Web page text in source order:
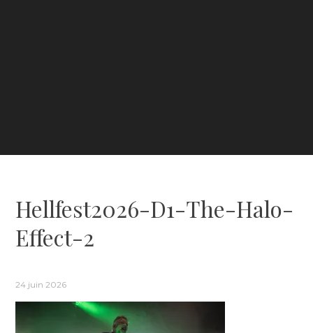
Hellfest2026-D1-The-Halo-
Effect-2
24 juin 2026